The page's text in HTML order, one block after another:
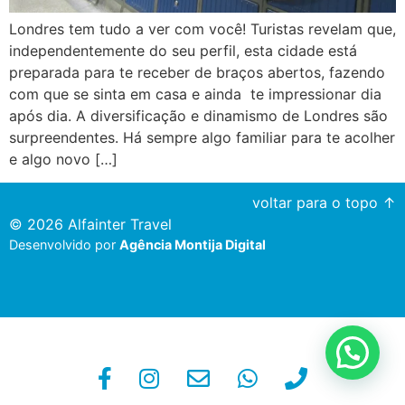
Londres tem tudo a ver com você! Turistas revelam que,
independentemente do seu perfil, esta cidade está
preparada para te receber de braços abertos, fazendo
com que se sinta em casa e ainda te impressionar dia
após dia. A diversificação e dinamismo de Londres são
surpreendentes. Há sempre algo familiar para te acolher
e algo novo […]
voltar para o topo ↑
© 2026 Alfainter Travel
Desenvolvido por Agência Montija Digital